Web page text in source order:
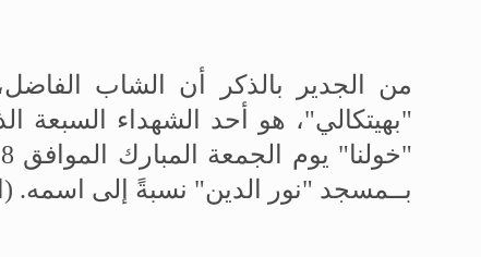
من الجدير بالذكر أن الشاب
"بهيتكالي"، هو أحد الشهداء السبعة
بــمسجد "نور الدين" نسبةً إلى اسمه.